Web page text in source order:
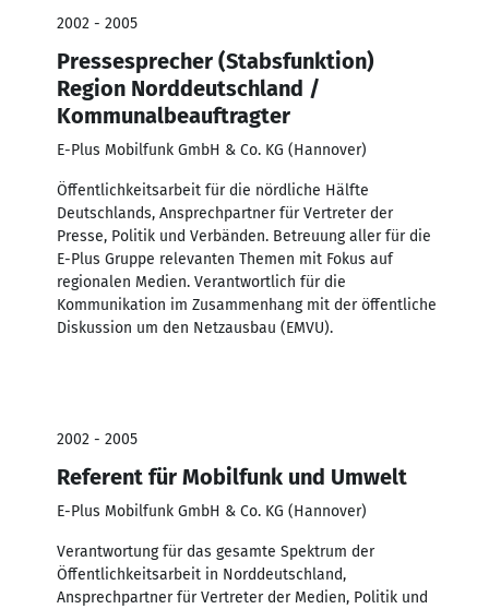
2002 - 2005
Pressesprecher (Stabsfunktion)
Region Norddeutschland /
Kommunalbeauftragter
E-Plus Mobilfunk GmbH & Co. KG (Hannover)
Öffentlichkeitsarbeit für die nördliche Hälfte
Deutschlands, Ansprechpartner für Vertreter der
Presse, Politik und Verbänden. Betreuung aller für die
E-Plus Gruppe relevanten Themen mit Fokus auf
regionalen Medien. Verantwortlich für die
Kommunikation im Zusammenhang mit der öffentliche
Diskussion um den Netzausbau (EMVU).
2002 - 2005
Referent für Mobilfunk und Umwelt
E-Plus Mobilfunk GmbH & Co. KG (Hannover)
Verantwortung für das gesamte Spektrum der
Öffentlichkeitsarbeit in Norddeutschland,
Ansprechpartner für Vertreter der Medien, Politik und